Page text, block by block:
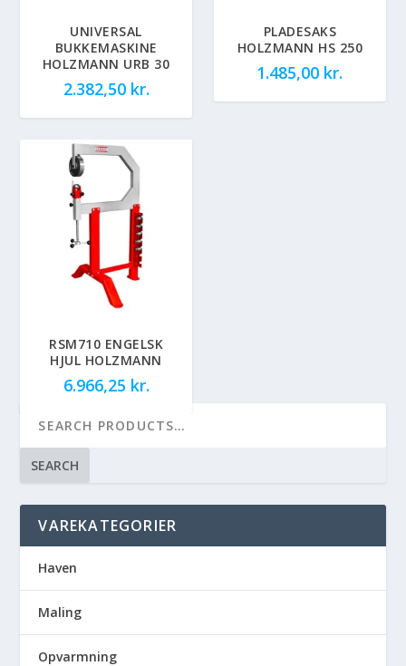
UNIVERSAL
BUKKEMASKINE
HOLZMANN URB 30
2.382,50 kr.
PLADESAKS
HOLZMANN HS 250
1.485,00 kr.
RSM710 ENGELSK
HJUL HOLZMANN
6.966,25 kr.
SEARCH
VAREKATEGORIER
Haven
Maling
Opvarmning